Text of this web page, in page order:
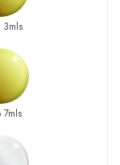
3mls
7mls